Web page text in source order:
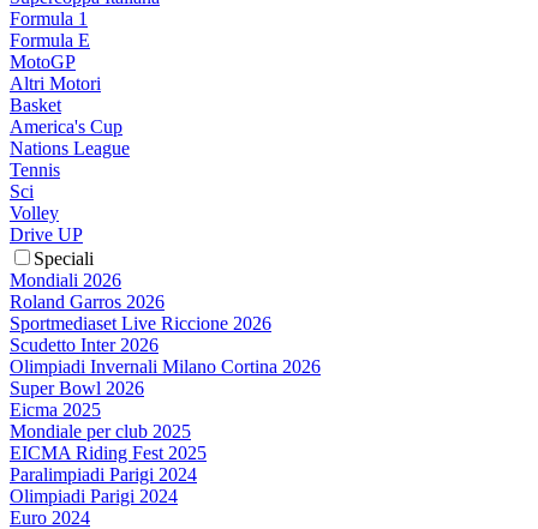
Formula 1
Formula E
MotoGP
Altri Motori
Basket
America's Cup
Nations League
Tennis
Sci
Volley
Drive UP
Speciali
Mondiali 2026
Roland Garros 2026
Sportmediaset Live Riccione 2026
Scudetto Inter 2026
Olimpiadi Invernali Milano Cortina 2026
Super Bowl 2026
Eicma 2025
Mondiale per club 2025
EICMA Riding Fest 2025
Paralimpiadi Parigi 2024
Olimpiadi Parigi 2024
Euro 2024